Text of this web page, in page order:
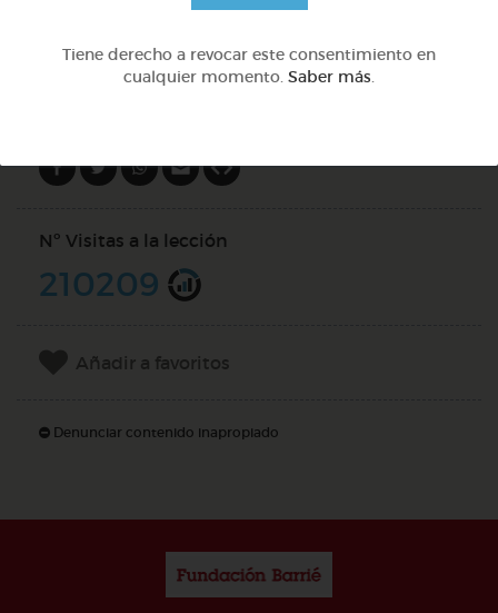
DOCS (4)
Nº Visitas a la lección
210209
Añadir a favoritos
Denunciar contenido inapropiado
Tiene derecho a revocar este consentimiento en
cualquier momento. Saber más.